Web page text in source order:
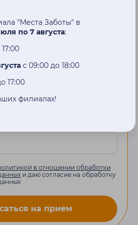
перезвонит вам в
часов
в отношении обработки
и даю согласие на обработку
на прием
"Места Заботы" в
по 7 августа:
с 09:00 до 18:00
17:00
филиалах!